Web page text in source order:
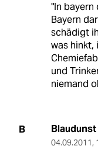
"In bayern
Bayern
schädigt
was hinkt,
und
niemand
B Blaudunst
04.09.2011,